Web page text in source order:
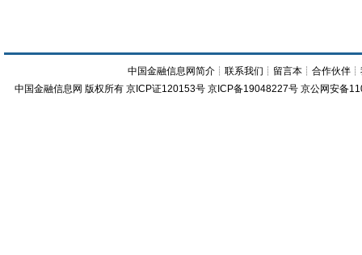
中国金融信息网简介 ┊联系我们 ┊ 留言本 ┊合作伙伴 ┊
中国金融信息网 版权所有 京ICP证120153号 京ICP备19048227号 京公网安备